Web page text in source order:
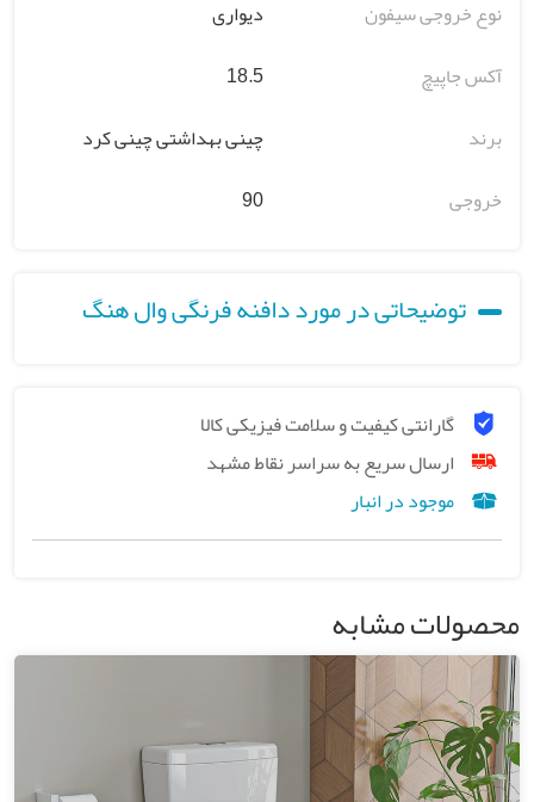
نوع خروجی سیفون
دیواری
آکس جاپیچ
18.5
برند
چینی بهداشتی چینی کرد
خروجی
90
توضیحاتی در مورد دافنه فرنگی وال هنگ
گارانتی کیفیت و سلامت فیزیکی کالا
ارسال سریع به سراسر نقاط مشهد
موجود در انبار
محصولات مشابه